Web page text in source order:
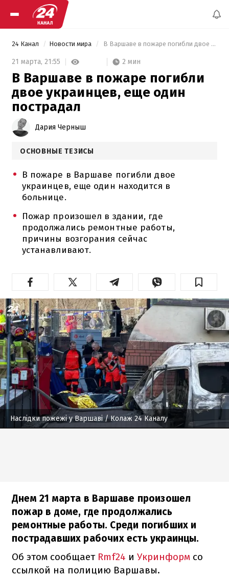
24 Канал Новости мира В Варшаве в пожаре погибли двое украинцев, еще один пострадал
21 марта, 21:55 2 мин
В Варшаве в пожаре погибли
двое украинцев, еще один
пострадал
Дария Черныш
ОСНОВНЫЕ ТЕЗИСЫ
В пожаре в Варшаве погибли двое
украинцев, еще один находится в
больнице.
Пожар произошел в здании, где
продолжались ремонтные работы,
причины возгорания сейчас
устанавливают.
Наслідки пожежі у Варшаві/ Колаж 24 Каналу
Днем 21 марта в Варшаве произошел
пожар в доме, где продолжались
ремонтные работы. Среди погибших и
пострадавших рабочих есть украинцы.
Об этом сообщает Rmf24 и Укринформ со
ссылкой на полицию Варшавы.